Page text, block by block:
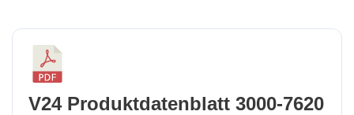
V24 Produktdatenblatt 3000-7620